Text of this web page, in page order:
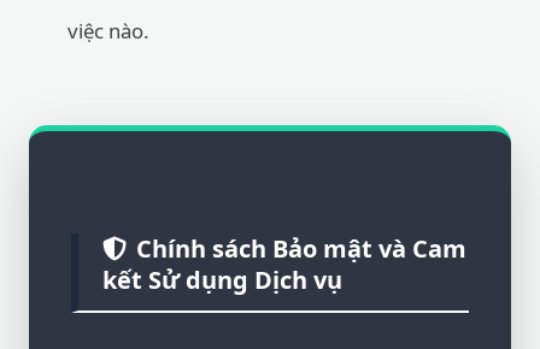
việc nào.
Chính sách Bảo mật và Cam
kết Sử dụng Dịch vụ